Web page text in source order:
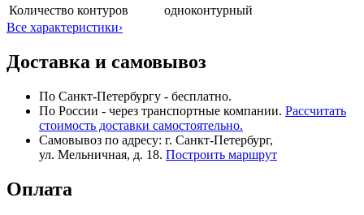
Количество контуров
одноконтурный
Все характеристики›
Доставка и самовывоз
По Санкт-Петербургу - бесплатно.
По России - через транспортные компании. Рассчитать
стоимость доставки самостоятельно.
Самовывоз по адресу: г. Санкт-Петербург,
ул. Мельничная, д. 18. Построить маршрут
Оплата